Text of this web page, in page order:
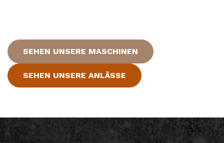
SEHEN UNSERE MASCHINEN
SEHEN UNSERE ANLÄSSE